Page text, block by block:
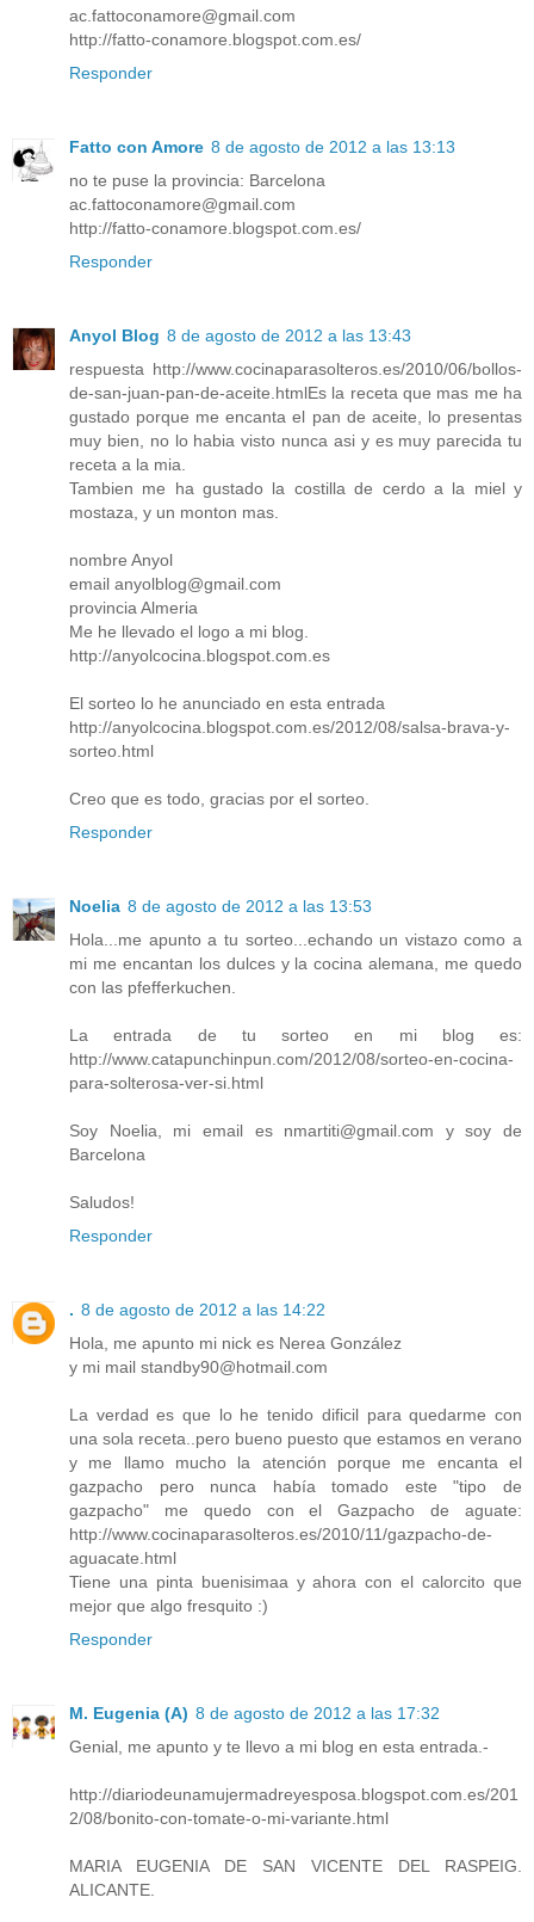
ac.fattoconamore@gmail.com
http://fatto-conamore.blogspot.com.es/
Responder
Fatto con Amore 8 de agosto de 2012 a las 13:13
no te puse la provincia: Barcelona
ac.fattoconamore@gmail.com
http://fatto-conamore.blogspot.com.es/
Responder
Anyol Blog 8 de agosto de 2012 a las 13:43
respuesta http://www.cocinaparasolteros.es/2010/06/bollos-
de-san-juan-pan-de-aceite.htmlEs la receta que mas me ha
gustado porque me encanta el pan de aceite, lo presentas
muy bien, no lo habia visto nunca asi y es muy parecida tu
receta a la mia.
Tambien me ha gustado la costilla de cerdo a la miel y
mostaza, y un monton mas.
nombre Anyol
email anyolblog@gmail.com
provincia Almeria
Me he llevado el logo a mi blog.
http://anyolcocina.blogspot.com.es
El sorteo lo he anunciado en esta entrada
http://anyolcocina.blogspot.com.es/2012/08/salsa-brava-y-
sorteo.html
Creo que es todo, gracias por el sorteo.
Responder
Noelia 8 de agosto de 2012 a las 13:53
Hola...me apunto a tu sorteo...echando un vistazo como a
mi me encantan los dulces y la cocina alemana, me quedo
con las pfefferkuchen.
La entrada de tu sorteo en mi blog es:
http://www.catapunchinpun.com/2012/08/sorteo-en-cocina-
para-solterosa-ver-si.html
Soy Noelia, mi email es nmartiti@gmail.com y soy de
Barcelona
Saludos!
Responder
. 8 de agosto de 2012 a las 14:22
Hola, me apunto mi nick es Nerea González
y mi mail standby90@hotmail.com
La verdad es que lo he tenido dificil para quedarme con
una sola receta..pero bueno puesto que estamos en verano
y me llamo mucho la atención porque me encanta el
gazpacho pero nunca había tomado este "tipo de
gazpacho" me quedo con el Gazpacho de aguate:
http://www.cocinaparasolteros.es/2010/11/gazpacho-de-
aguacate.html
Tiene una pinta buenisimaa y ahora con el calorcito que
mejor que algo fresquito :)
Responder
M. Eugenia (A) 8 de agosto de 2012 a las 17:32
Genial, me apunto y te llevo a mi blog en esta entrada.-
http://diariodeunamujermadreyesposa.blogspot.com.es/201
2/08/bonito-con-tomate-o-mi-variante.html
MARIA EUGENIA DE SAN VICENTE DEL RASPEIG.
ALICANTE.